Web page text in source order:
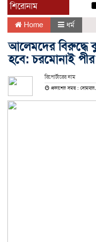
শিরোনাম
Home ধর্ম
আলেমদের বিরুদ্ধে
হবে: চরমোনাই পীর
রিপোর্টারের নাম
প্রকাশের সময় :